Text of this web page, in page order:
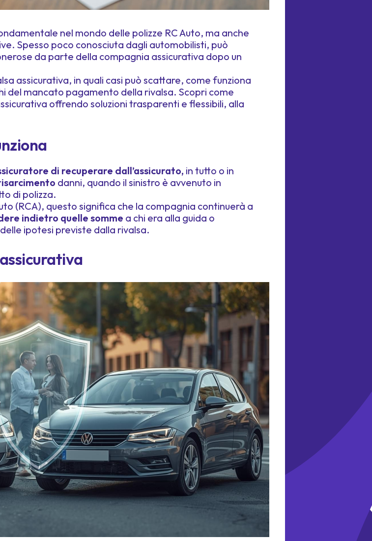
nel mondo delle polizze RC Auto, ma anche
Spesso poco conosciuta dagli automobilisti, può
da parte della compagnia assicurativa dopo un
assicurativa, in quali casi può scattare, come funziona
del mancato pagamento della rivalsa. Scopri come
offrendo soluzioni trasparenti e flessibili, alla
di recuperare dall’assicurato, in tutto o in
danni, quando il sinistro è avvenuto in
di polizza.
(RCA), questo significa che la compagnia continuerà a
indietro quelle somme a chi era alla guida o
ipotesi previste dalla rivalsa.